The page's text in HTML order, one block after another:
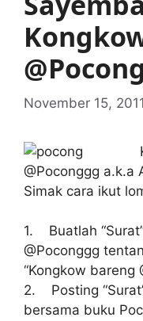
November 15, 2011
@Poconggg a.k.a
Simak cara ikut
1. Buatlah
@Poconggg
“Kongkow bareng
2. Posting
bersama buku